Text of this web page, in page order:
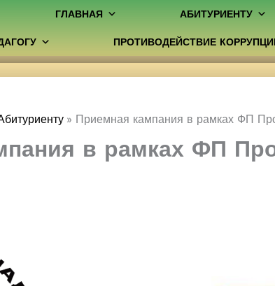
ГЛАВНАЯ АБИТУРИЕНТУ
ПРОТИВОДЕЙСТВИЕ
Приемная кампания в рамках ФП
в рамках ФП